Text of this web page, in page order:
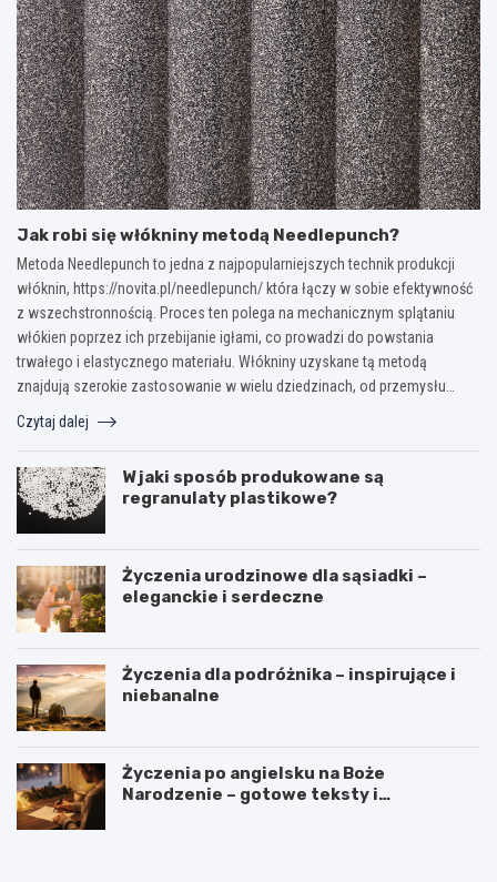
Jak robi się włókniny metodą Needlepunch?
Metoda Needlepunch to jedna z najpopularniejszych technik produkcji
włóknin, https://novita.pl/needlepunch/ która łączy w sobie efektywność
z wszechstronnością. Proces ten polega na mechanicznym splątaniu
włókien poprzez ich przebijanie igłami, co prowadzi do powstania
trwałego i elastycznego materiału. Włókniny uzyskane tą metodą
znajdują szerokie zastosowanie w wielu dziedzinach, od przemysłu…
Czytaj dalej
W jaki sposób produkowane są
regranulaty plastikowe?
Życzenia urodzinowe dla sąsiadki –
eleganckie i serdeczne
Życzenia dla podróżnika – inspirujące i
niebanalne
Życzenia po angielsku na Boże
Narodzenie – gotowe teksty i